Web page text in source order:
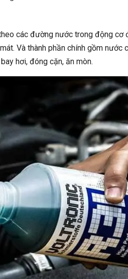
các đường nước trong động cơ
Và thành phần chính gồm nước
hơi, đóng cặn, ăn mòn.